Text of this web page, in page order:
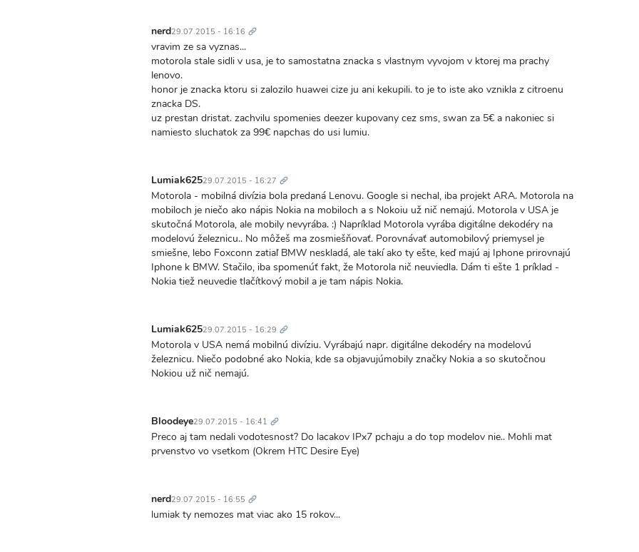
nerd29.07.2015 - 16:16 odkaz
vravim ze sa vyznas...
motorola stale sidli v usa, je to samostatna znacka s vlastnym vyvojom v ktorej ma prachy
lenovo.
honor je znacka ktoru si zalozilo huawei cize ju ani kekupili. to je to iste ako vznikla z citroenu
znacka DS.
uz prestan dristat. zachvilu spomenies deezer kupovany cez sms, swan za 5€ a nakoniec si
namiesto sluchatok za 99€ napchas do usi lumiu.
Lumiak62529.07.2015 - 16:27 odkaz
Motorola - mobilná divízia bola predaná Lenovu. Google si nechal, iba projekt ARA. Motorola na
mobiloch je niečo ako nápis Nokia na mobiloch a s Nokoiu už nič nemajú. Motorola v USA je
skutočná Motorola, ale mobily nevyrába. :) Napríklad Motorola vyrába digitálne dekodéry na
modelovú železnicu.. No môžeš ma zosmiešňovať. Porovnávať automobilový priemysel je
smiešne, lebo Foxconn zatiaľ BMW neskladá, ale takí ako ty ešte, keď majú aj Iphone prirovnajú
Iphone k BMW. Stačilo, iba spomenúť fakt, že Motorola nič neuviedla. Dám ti ešte 1 príklad -
Nokia tiež neuvedie tlačítkový mobil a je tam nápis Nokia.
Lumiak62529.07.2015 - 16:29 odkaz
Motorola v USA nemá mobilnú divíziu. Vyrábajú napr. digitálne dekodéry na modelovú
železnicu. Niečo podobné ako Nokia, kde sa objavujúmobily značky Nokia a so skutočnou
Nokiou už nič nemajú.
Bloodeye29.07.2015 - 16:41 odkaz
Preco aj tam nedali vodotesnost? Do lacakov IPx7 pchaju a do top modelov nie.. Mohli mat
prvenstvo vo vsetkom (Okrem HTC Desire Eye)
nerd29.07.2015 - 16:55 odkaz
lumiak ty nemozes mat viac ako 15 rokov...